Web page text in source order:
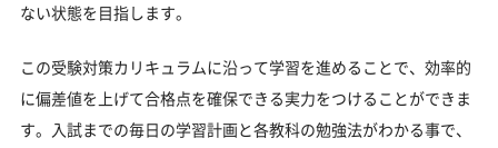
ない状態を目指します。
この受験対策カリキュラムに沿って学習を進めることで、効率的
に偏差値を上げて合格点を確保できる実力をつけることができま
す。入試までの毎日の学習計画と各教科の勉強法がわかる事で、